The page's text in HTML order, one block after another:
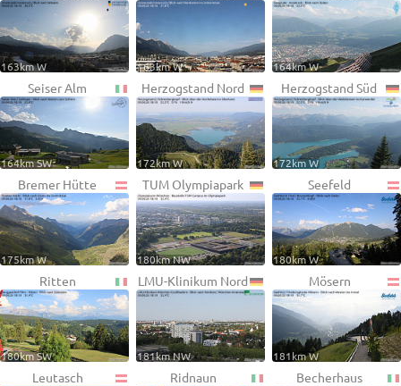
163km W 163km W 164km W
Seiser Alm
164km SW
Herzogstand Nord
172km W
Herzogstand Süd
172km W
Bremer Hütte
175km W
TUM Olympiapark
180km NW
Seefeld
180km W
Ritten
180km SW
LMU-Klinikum Nord
181km NW
Mösern
181km W
Leutasch Ridnaun Becherhaus